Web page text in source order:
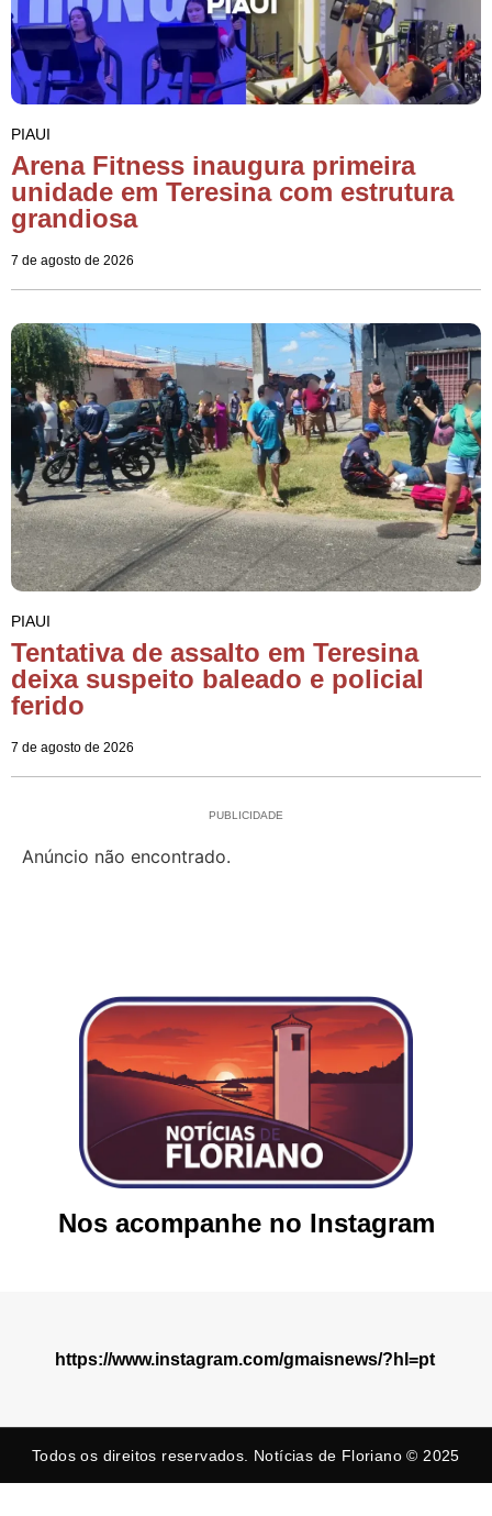
PIAUI
Arena Fitness inaugura primeira
unidade em Teresina com estrutura
grandiosa
7 de agosto de 2026
PIAUI
Tentativa de assalto em Teresina
deixa suspeito baleado e policial
ferido
7 de agosto de 2026
PUBLICIDADE
Anúncio não encontrado.
Nos acompanhe no Instagram
https://www.instagram.com/gmaisnews/?hl=pt
Todos os direitos reservados. Notícias de Floriano © 2025